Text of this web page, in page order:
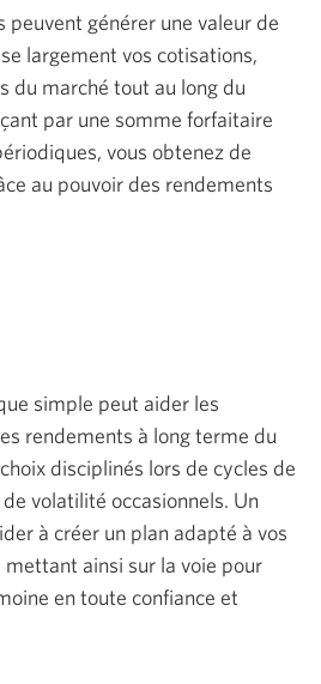
peuvent générer une valeur de
largement vos cotisations,
du marché tout au long du
par une somme forfaitaire
vous obtenez de
au pouvoir des rendements
simple peut aider les
rendements à long terme du
disciplinés lors de cycles de
volatilité occasionnels. Un
à créer un plan adapté à vos
mettant ainsi sur la voie pour
en toute confiance et